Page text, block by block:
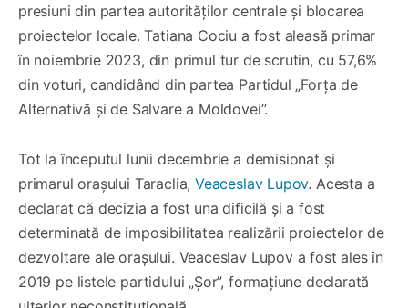
presiuni din partea autorităților centrale și blocarea
proiectelor locale. Tatiana Cociu a fost aleasă primar
în noiembrie 2023, din primul tur de scrutin, cu 57,6%
din voturi, candidând din partea Partidul „Forța de
Alternativă și de Salvare a Moldovei”.
Tot la începutul lunii decembrie a demisionat și
primarul orașului Taraclia, Veaceslav Lupov. Acesta a
declarat că decizia a fost una dificilă și a fost
determinată de imposibilitatea realizării proiectelor de
dezvoltare ale orașului. Veaceslav Lupov a fost ales în
2019 pe listele partidului „Șor”, formațiune declarată